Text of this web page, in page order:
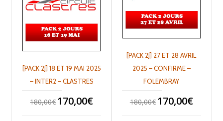
[PACK 2J] 18 ET 19 MAI 2025
– INTER2 – CLASTRES
180,00€ 170,00€
[PACK 2J] 27 ET 28 AVRIL
2025 – CONFIRME –
FOLEMBRAY
180,00€ 170,00€